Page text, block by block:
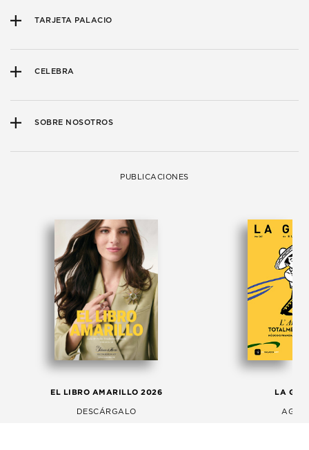
TARJETA PALACIO
CELEBRA
SOBRE NOSOTROS
PUBLICACIONES
EL LIBRO AMARILLO 2026
DESCÁRGALO
LA